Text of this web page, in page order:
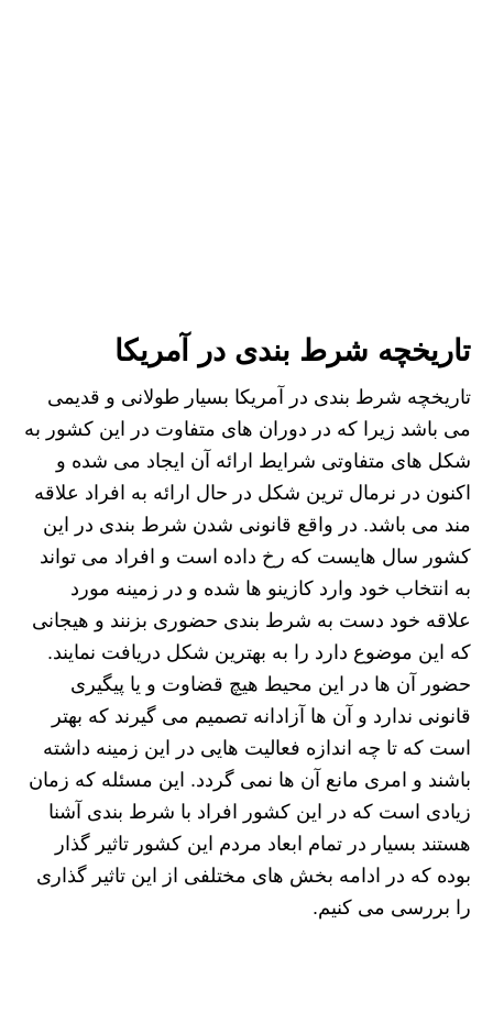
تاریخچه شرط بندی در آمریکا
تاریخچه شرط بندی در آمریکا بسیار طولانی و قدیمی
می باشد زیرا که در دوران های متفاوت در این کشور به
شکل های متفاوتی شرایط ارائه آن ایجاد می شده و
اکنون در نرمال ترین شکل در حال ارائه به افراد علاقه
مند می باشد. در واقع قانونی شدن شرط بندی در این
کشور سال هایست که رخ داده است و افراد می تواند
به انتخاب خود وارد کازینو ها شده و در زمینه مورد
علاقه خود دست به شرط بندی حضوری بزنند و هیجانی
که این موضوع دارد را به بهترین شکل دریافت نمایند.
حضور آن ها در این محیط هیچ قضاوت و یا پیگیری
قانونی ندارد و آن ها آزادانه تصمیم می گیرند که بهتر
است که تا چه اندازه فعالیت هایی در این زمینه داشته
باشند و امری مانع آن ها نمی گردد. این مسئله که زمان
زیادی است که در این کشور افراد با شرط بندی آشنا
هستند بسیار در تمام ابعاد مردم این کشور تاثیر گذار
بوده که در ادامه بخش های مختلفی از این تاثیر گذاری
را بررسی می کنیم.